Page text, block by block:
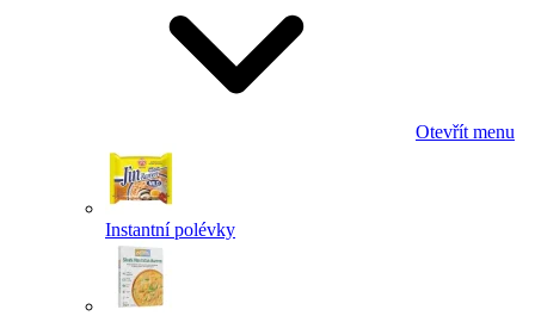
Otevřít menu
Instantní polévky